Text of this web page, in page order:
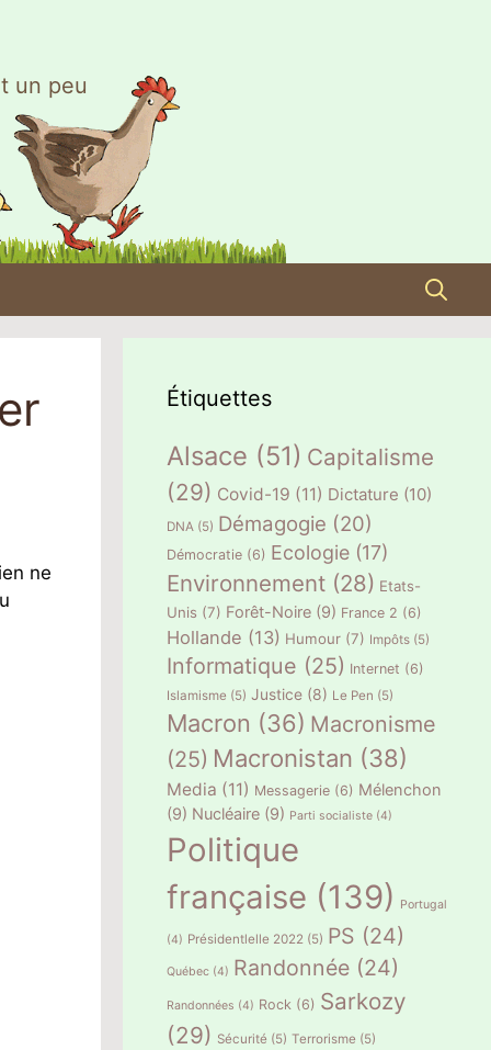
un peu
ne
Étiquettes
Alsace (51) Capitalisme
(29) Covid-19 (11) Dictature (10)
DNA (5) Démagogie (20)
Démocratie (6) Ecologie (17)
Environnement (28) Etats-
Unis (7) Forêt-Noire (9) France 2 (6)
Hollande (13) Humour (7) Impôts (5)
Informatique (25) Internet (6)
Islamisme (5) Justice (8) Le Pen (5)
Macron (36) Macronisme
(25) Macronistan (38)
Media (11) Messagerie (6) Mélenchon
(9) Nucléaire (9) Parti socialiste (4)
Politique
française (139) Portugal
(4) Présidentlelle 2022 (5) PS (24)
Québec (4) Randonnée (24)
Randonnées (4) Rock (6) Sarkozy
(29) Sécurité (5) Terrorisme (5)